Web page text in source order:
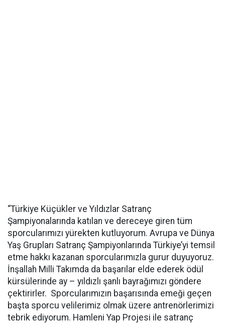
“Türkiye Küçükler ve Yıldızlar Satranç
Şampiyonalarında katılan ve dereceye giren tüm
sporcularımızı yürekten kutluyorum. Avrupa ve Dünya
Yaş Grupları Satranç Şampiyonlarında Türkiye’yi temsil
etme hakkı kazanan sporcularımızla gurur duyuyoruz.
İnşallah Milli Takımda da başarılar elde ederek ödül
kürsülerinde ay – yıldızlı şanlı bayrağımızı göndere
çektirirler. Sporcularımızın başarısında emeği geçen
başta sporcu velilerimiz olmak üzere antrenörlerimizi
tebrik ediyorum. Hamleni Yap Projesi ile satranç